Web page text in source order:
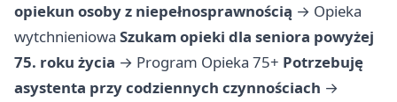
opiekun osoby z niepełnosprawnością → Opieka
wytchnieniowa Szukam opieki dla seniora powyżej
75. roku życia → Program Opieka 75+ Potrzebuję
asystenta przy codziennych czynnościach →